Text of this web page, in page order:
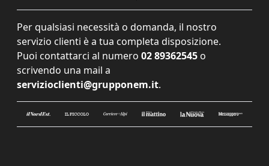
Per qualsiasi necessità o domanda, il nostro
servizio clienti è a tua completa disposizione.
Puoi contattarci al numero 02 89362545 o
scrivendo una mail a
servizioclienti@grupponem.it.